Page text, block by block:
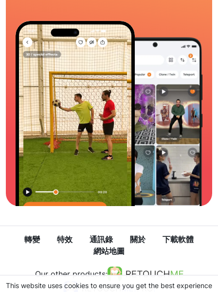
轉變 特效 通訊錄 關於
下載軟體
網站地圖
Our other products:
This website uses cookies to ensure you get the best experience